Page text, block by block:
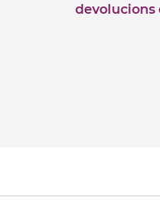
devolucions